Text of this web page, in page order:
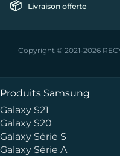
📦 Livraison offerte
Copyright © 2021-2026
Produits Samsung
Galaxy S21
Galaxy S20
Galaxy Série S
Galaxy Série A